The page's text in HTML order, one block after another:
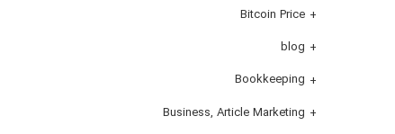
Bitcoin Price
blog
Bookkeeping
Business, Article Marketing